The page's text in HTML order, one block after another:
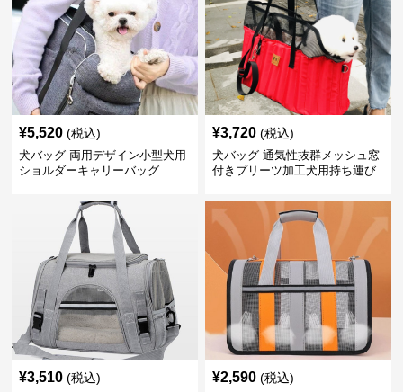
¥5,520 (税込)
犬バッグ 両用デザイン小型犬用
ショルダーキャリーバッグ
¥3,720 (税込)
犬バッグ 通気性抜群メッシュ窓
付きプリーツ加工犬用持ち運び
¥3,510 (税込) ¥2,590 (税込)